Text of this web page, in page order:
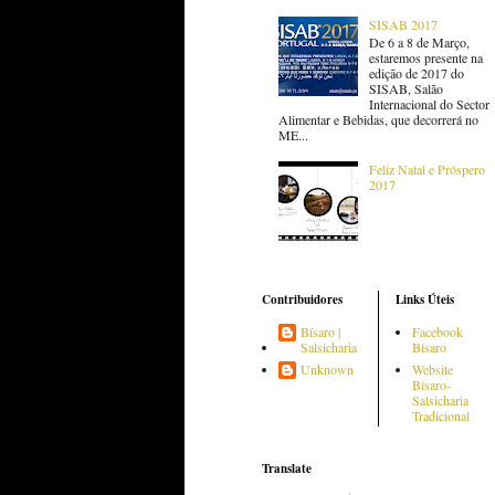
SISAB 2017
De 6 a 8 de Março,
estaremos presente na
edição de 2017 do
SISAB, Salão
Internacional do Sector
Alimentar e Bebidas, que decorrerá no
ME...
Feliz Natal e Próspero
2017
Contribuidores
Bísaro |
Salsicharia
Unknown
Links Úteis
Facebook
Bísaro
Website
Bísaro-
Salsicharia
Tradicional
Translate